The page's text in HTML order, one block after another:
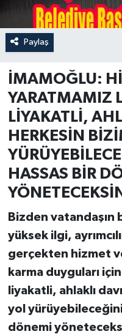
Paylaş
İMAMOĞLU:
YARATMAMIZ
LİYAKATLİ,
HERKESİN
HASSAS BİR
Bizden vatandaşın
yüksek ilgi,
gerçekten hizmet
karma duyguları
liyakatli, ahlaklı
yol
dönemi